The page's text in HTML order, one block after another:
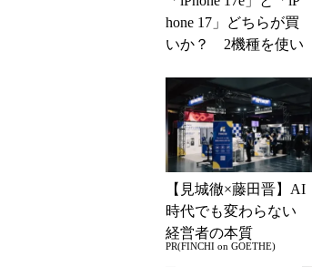
hone 17」どちらが買
いか？ 2機種を使い
【見城徹×藤田晋】AI
時代でも変わらない
経営者の本質
PR(FINCHI on GOETHE)